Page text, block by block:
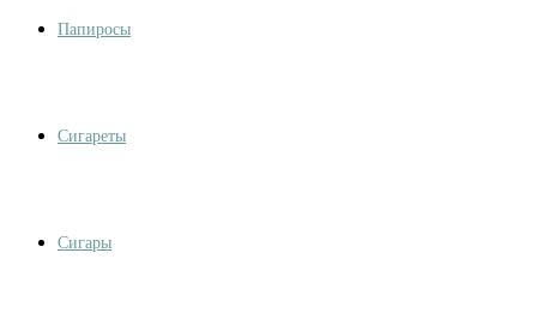
Папиросы
Сигареты
Сигары